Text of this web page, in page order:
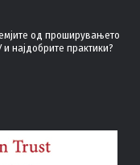
од проширувањето
најдобрите практики?